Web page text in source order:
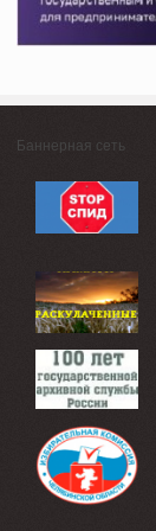
Баннерная сеть